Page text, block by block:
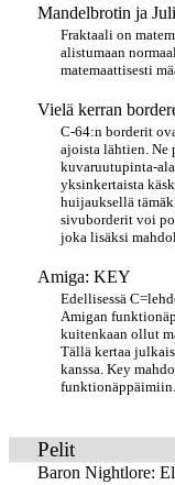
Mandelbrotin ja
Fraktaali on
alistumaan
matemaattisesti
Vielä kerran
C-64:n borderit
ajoista lähtien. Ne
kuvaruutupinta-
yksinkertaista
huijauksellä
sivuborderit voi
joka lisäksi
Amiga: KEY
Edellisessä
Amigan
kuitenkaan ollut
Tällä kertaa
kanssa. Key
funktionäppäimiin.
Pelit
Baron Nightlore: